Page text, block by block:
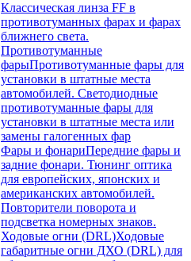
Классическая линза FF в
противотуманных фарах и фарах
ближнего света.
Противотуманные
фарыПротивотуманные фары для
установки в штатные места
автомобилей. Светодиодные
противотуманные фары для
установки в штатные места или
замены галогенных фар
Фары и фонариПередние фары и
задние фонари. Тюнинг оптика
для европейских, японских и
американских автомобилей.
Повторители поворота и
подсветка номерных знаков.
Ходовые огни (DRL)Ходовые
габаритные огни ДХО (DRL) для